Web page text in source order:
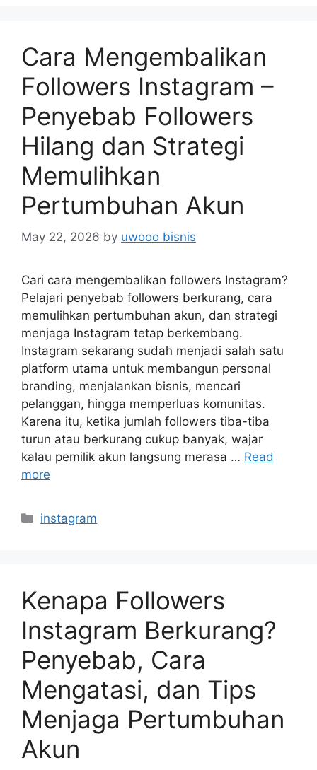
Cara Mengembalikan
Followers Instagram –
Penyebab Followers
Hilang dan Strategi
Memulihkan
Pertumbuhan Akun
May 22, 2026 by uwooo bisnis
Cari cara mengembalikan followers Instagram?
Pelajari penyebab followers berkurang, cara
memulihkan pertumbuhan akun, dan strategi
menjaga Instagram tetap berkembang.
Instagram sekarang sudah menjadi salah satu
platform utama untuk membangun personal
branding, menjalankan bisnis, mencari
pelanggan, hingga memperluas komunitas.
Karena itu, ketika jumlah followers tiba-tiba
turun atau berkurang cukup banyak, wajar
kalau pemilik akun langsung merasa … Read
more
Categories
instagram
Kenapa Followers
Instagram Berkurang?
Penyebab, Cara
Mengatasi, dan Tips
Menjaga Pertumbuhan
Akun